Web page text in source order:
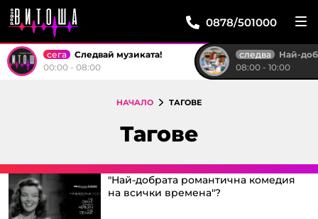
0878/501000
сега
Следвай музиката!
00:00 - 08:00
следва
Най-доброто от
08:00 - 10:00
НАЧАЛО ТАГОВЕ
Тагове
"Най-добрата романтична комедия
на всички времена"?